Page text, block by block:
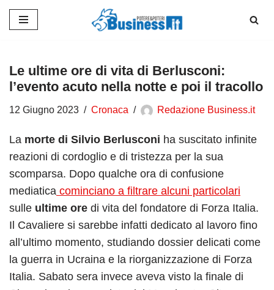
contenuto
Le ultime ore di vita di Berlusconi:
l’evento acuto nella notte e poi il tracollo
12 Giugno 2023 Cronaca Redazione Business.it
La morte di Silvio Berlusconi ha suscitato infinite
reazioni di cordoglio e di tristezza per la sua
scomparsa. Dopo qualche ora di confusione
mediatica cominciano a filtrare alcuni particolari
sulle ultime ore di vita del fondatore di Forza Italia.
Il Cavaliere si sarebbe infatti dedicato al lavoro fino
all’ultimo momento, studiando dossier delicati come
la guerra in Ucraina e la riorganizzazione di Forza
Italia. Sabato sera invece aveva visto la finale di